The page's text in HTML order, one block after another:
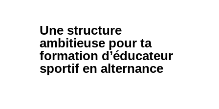
Une structure
ambitieuse pour ta
formation d’éducateur
sportif en alternance